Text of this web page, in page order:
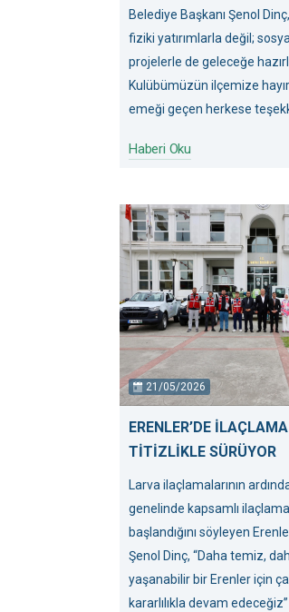
Belediye Başkanı Şenol
fiziki yatırımlarla değil;
projelerle de geleceğe
Kulübümüzün ilçemize
emeği geçen herkese
Haberi Oku
21/05/2026
ERENLER’DE
TİTİZLİKLE SÜRÜYOR
Larva ilaçlamalarının
genelinde kapsamlı
başlandığını söyleyen
Şenol Dinç, “Daha temiz,
yaşanabilir bir Erenler için
kararlılıkla devam